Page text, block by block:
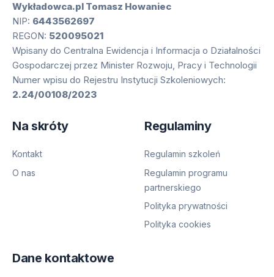
Wykładowca.pl Tomasz Howaniec
NIP: 6443562697
REGON: 520095021
Wpisany do Centralna Ewidencja i Informacja o Działalności
Gospodarczej przez Minister Rozwoju, Pracy i Technologii
Numer wpisu do Rejestru Instytucji Szkoleniowych:
2.24/00108/2023
Na skróty
Kontakt
O nas
Regulaminy
Regulamin szkoleń
Regulamin programu
partnerskiego
Polityka prywatności
Polityka cookies
Dane kontaktowe